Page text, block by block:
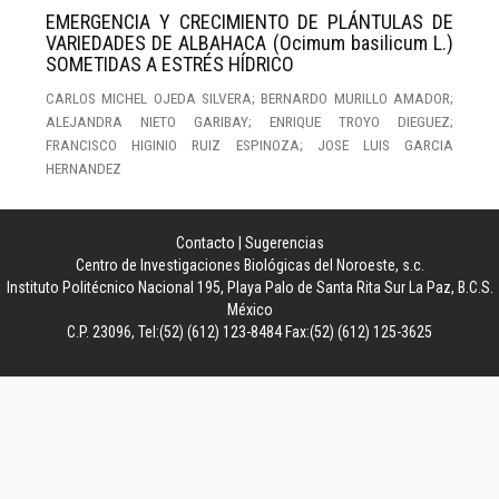
EMERGENCIA Y CRECIMIENTO DE PLÁNTULAS DE
VARIEDADES DE ALBAHACA (Ocimum basilicum L.)
SOMETIDAS A ESTRÉS HÍDRICO
CARLOS MICHEL OJEDA SILVERA; BERNARDO MURILLO AMADOR;
ALEJANDRA NIETO GARIBAY; ENRIQUE TROYO DIEGUEZ;
FRANCISCO HIGINIO RUIZ ESPINOZA; JOSE LUIS GARCIA
HERNANDEZ
Contacto
Sugerencias
Centro de Investigaciones Biológicas del Noroeste, s.c.
Instituto Politécnico Nacional 195, Playa Palo de Santa Rita Sur La Paz, B.C.S.
México
C.P. 23096, Tel:(52) (612) 123-8484 Fax:(52) (612) 125-3625